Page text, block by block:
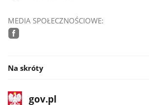
MEDIA SPOŁECZNOŚCIOWE:
Na skróty
stopkaStrona
gov.pl